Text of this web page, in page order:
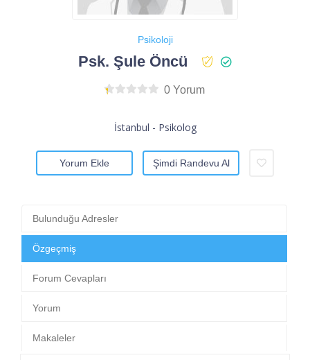
Psikoloji
Psk. Şule Öncü
0 Yorum
İstanbul - Psikolog
Yorum Ekle Şimdi Randevu Al
Bulunduğu Adresler
Özgeçmiş
Forum Cevapları
Yorum
Makaleler